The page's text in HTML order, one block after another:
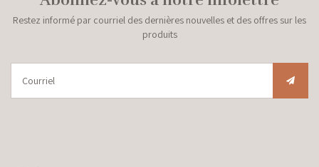
Restez informé par courriel des dernières nouvelles et des offres sur les
produits